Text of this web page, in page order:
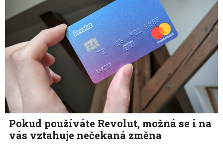
Pokud používáte Revolut, možná se i na
vás vztahuje nečekaná změna